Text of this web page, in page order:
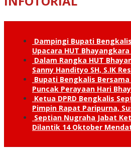
Dampingi Bupati
Upacara HUT
Dalam Rangka HUT
Sanny Handityo SH, S.IK
Bupati Bengkalis
Puncak Perayaan Hari
Ketua DPRD Bengkalis
Pimpin Rapat Paripurna,
Septian Nugraha Jabat
Dilantik 14 Oktober